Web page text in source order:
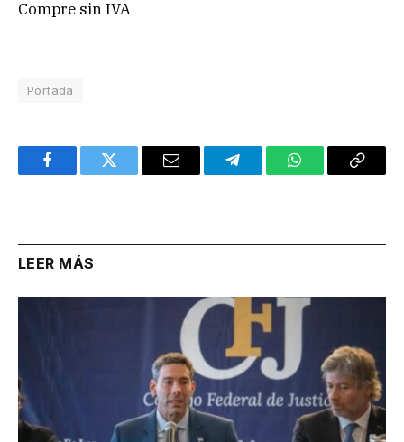
Compre sin IVA
Portada
FacebookTwitter Email TelegramWhatsAppCopy
LEER MÁS